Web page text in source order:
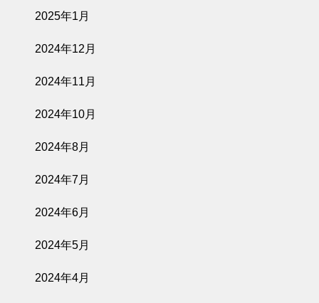
2025年1月
2024年12月
2024年11月
2024年10月
2024年8月
2024年7月
2024年6月
2024年5月
2024年4月